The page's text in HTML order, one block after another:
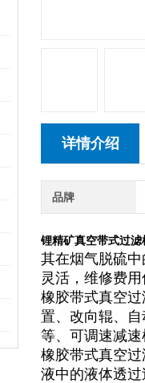
详情介绍
品牌
锂精矿真空带式过滤
其在烟气脱硫
灵活，维修费
橡胶带式真空
置、改向辊、
等、可调速减
橡胶带式真空
液中的液体透